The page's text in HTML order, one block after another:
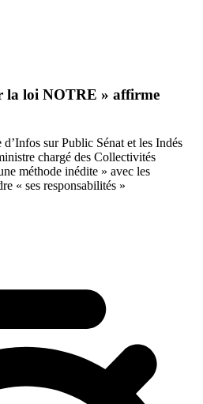
la loi NOTRE » affirme
sur Public Sénat et les Indés
chargé des Collectivités
méthode inédite » avec les
« ses responsabilités »